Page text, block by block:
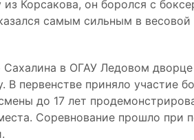
Корсакова, он боролся с
самым сильным в весовой
Сахалина в ОГАУ Ледовом дворце
первенстве приняло участие
до 17 лет
Соревнование прошло при